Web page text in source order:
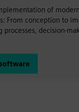
of
From conception to
processes, decision-